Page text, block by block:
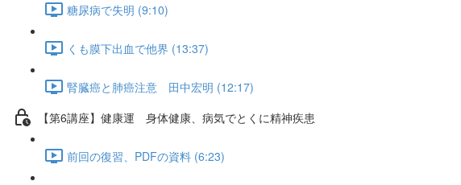
糖尿病で失明 (9:10)
くも膜下出血で他界 (13:37)
腎臓癌と肺癌注意 田中宏明 (12:17)
【第6講座】健康運 身体健康、病気でとくに精神疾患
前回の復習、PDFの資料 (6:23)